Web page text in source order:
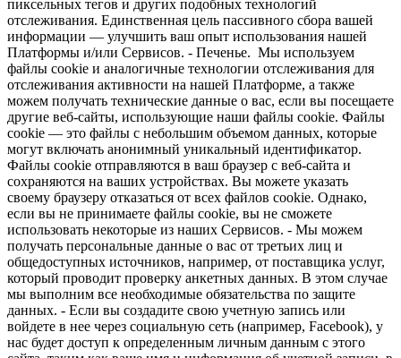
пиксельных тегов и других подобных технологий
отслеживания. Единственная цель пассивного сбора вашей
информации — улучшить ваш опыт использования нашей
Платформы и/или Сервисов. - Печенье. Мы используем
файлы cookie и аналогичные технологии отслеживания для
отслеживания активности на нашей Платформе, а также
можем получать технические данные о вас, если вы посещаете
другие веб-сайты, использующие наши файлы cookie. Файлы
cookie — это файлы с небольшим объемом данных, которые
могут включать анонимный уникальный идентификатор.
Файлы cookie отправляются в ваш браузер с веб-сайта и
сохраняются на ваших устройствах. Вы можете указать
своему браузеру отказаться от всех файлов cookie. Однако,
если вы не принимаете файлы cookie, вы не сможете
использовать некоторые из наших Сервисов. - Мы можем
получать персональные данные о вас от третьих лиц и
общедоступных источников, например, от поставщика услуг,
который проводит проверку анкетных данных. В этом случае
мы выполним все необходимые обязательства по защите
данных. - Если вы создадите свою учетную запись или
войдете в нее через социальную сеть (например, Facebook), у
нас будет доступ к определенным личным данным с этого